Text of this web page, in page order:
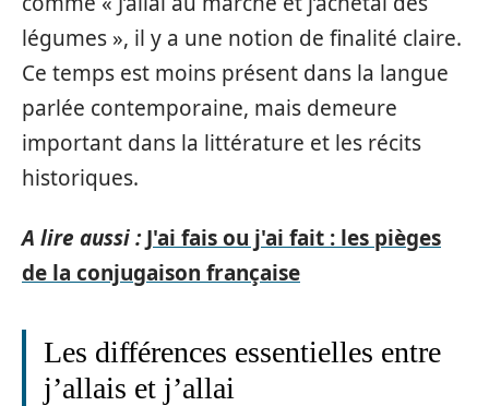
légumes », il y a une notion de finalité claire.
Ce temps est moins présent dans la langue
parlée contemporaine, mais demeure
important dans la littérature et les récits
historiques.
A lire aussi : J'ai fais ou j'ai fait : les pièges
de la conjugaison française
Les différences essentielles entre
j’allais et j’allai